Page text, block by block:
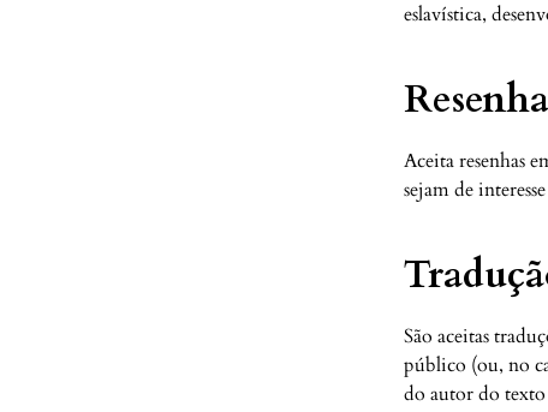
eslavística,
Aceita resenhas
sejam de
São aceitas
público (ou, no
do autor do